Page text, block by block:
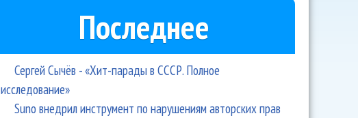
Последнее
Сергей Сычёв - «Хит-парады в СССР. Полное
исследование»
Suno внедрил инструмент по нарушениям авторских прав